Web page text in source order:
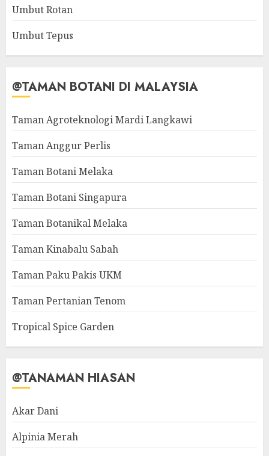
Umbut Rotan
Umbut Tepus
@TAMAN BOTANI DI MALAYSIA
Taman Agroteknologi Mardi Langkawi
Taman Anggur Perlis
Taman Botani Melaka
Taman Botani Singapura
Taman Botanikal Melaka
Taman Kinabalu Sabah
Taman Paku Pakis UKM
Taman Pertanian Tenom
Tropical Spice Garden
@TANAMAN HIASAN
Akar Dani
Alpinia Merah